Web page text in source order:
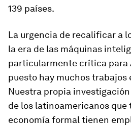
139 países.
La urgencia de recalificar a
la era de las máquinas
particularmente crítica para
puesto hay muchos trabajos
Nuestra propia investigación
de los latinoamericanos que
economía formal tienen